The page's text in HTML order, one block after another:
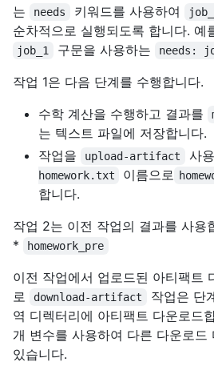
는
needs 키워드를 사용하여
순차적으로 실행되도록 합니다. 예
job_1 구문을 사용하는 needs:
작업 1은 다음 단계를 수행합니다.
수학 계산을 수행하고 결과를
는 텍스트 파일에 저장합니다.
작업을
upload-artifact 사
homework.txt
이름으로
합니다.
작업 2는 이전 작업의 결과를 사용
*
homework_pre
이전 작업에서 업로드된 아티팩트
로
download-artifact
작업은 단
역 디렉터리에 아티팩트 다운로드
개 변수를 사용하여 다른 다운로드
있습니다.